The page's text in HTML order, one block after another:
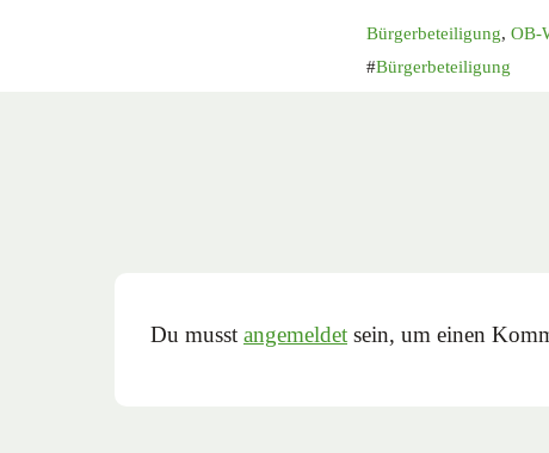
Bürgerbeteiligung, OB-
Bürgerbeteiligung
Du musst angemeldet sein, um einen